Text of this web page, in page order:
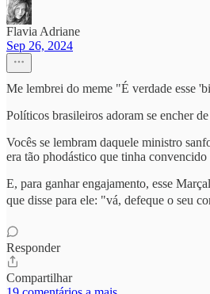
Flavia Adriane
Sep 26, 2024
Me lembrei do meme "É verdade esse
Políticos brasileiros adoram se encher
Vocês se lembram daquele ministro
era tão phodástico que tinha
E, para ganhar engajamento, esse
que disse para ele: "vá, defeque o seu
Responder
Compartilhar